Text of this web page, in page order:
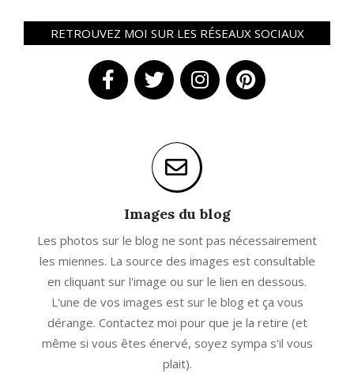
RETROUVEZ MOI SUR LES RÉSEAUX SOCIAUX
Images du blog
Les photos sur le blog ne sont pas nécessairement
les miennes. La source des images est consultable
en cliquant sur l'image ou sur le lien en dessous.
L'une de vos images est sur le blog et ça vous
dérange. Contactez moi pour que je la retire (et
même si vous êtes énervé, soyez sympa s'il vous
plait).